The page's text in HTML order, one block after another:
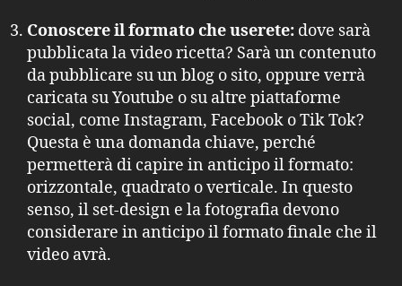
Conoscere il formato che userete: dove sarà
pubblicata la video ricetta? Sarà un contenuto
da pubblicare su un blog o sito, oppure verrà
caricata su Youtube o su altre piattaforme
social, come Instagram, Facebook o Tik Tok?
Questa è una domanda chiave, perché
permetterà di capire in anticipo il formato:
orizzontale, quadrato o verticale. In questo
senso, il set-design e la fotografia devono
considerare in anticipo il formato finale che il
video avrà.